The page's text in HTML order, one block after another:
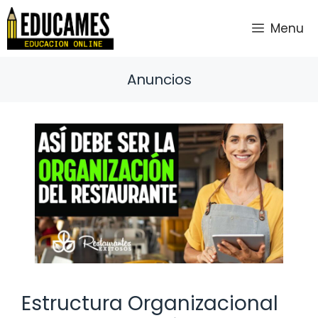
Saltar
contenido
Menu
Anuncios
Estructura Organizacional